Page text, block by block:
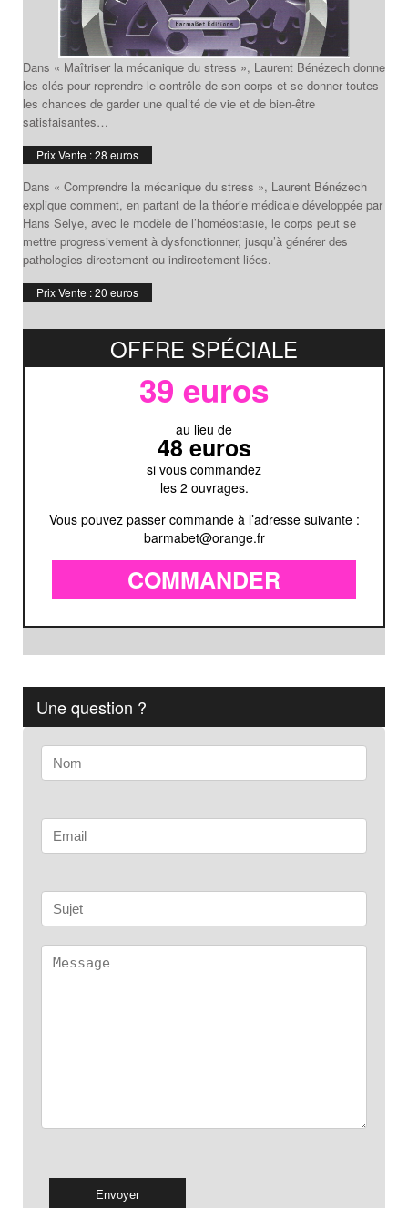
Dans « Maîtriser la mécanique du stress », Laurent Bénézech donne
les clés pour reprendre le contrôle de son corps et se donner toutes
les chances de garder une qualité de vie et de bien-être
satisfaisantes…
Prix Vente : 28 euros
Dans « Comprendre la mécanique du stress », Laurent Bénézech
explique comment, en partant de la théorie médicale développée par
Hans Selye, avec le modèle de l’homéostasie, le corps peut se
mettre progressivement à dysfonctionner, jusqu’à générer des
pathologies directement ou indirectement liées.
Prix Vente : 20 euros
OFFRE SPÉCIALE
39 euros
au lieu de
48 euros
si vous commandez
les 2 ouvrages.
Vous pouvez passer commande à l’adresse suivante :
barmabet@orange.fr
COMMANDER
Une question ?